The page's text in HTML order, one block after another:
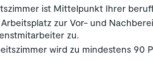
ist Mittelpunkt Ihrer
zur Vor- und
zu.
wird zu mindestens 90